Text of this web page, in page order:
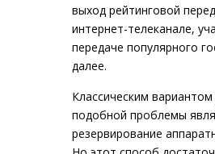
выход рейтинговой
интернет-телеканале,
передаче популярного
далее.
Классическим
подобной проблемы
резервирование